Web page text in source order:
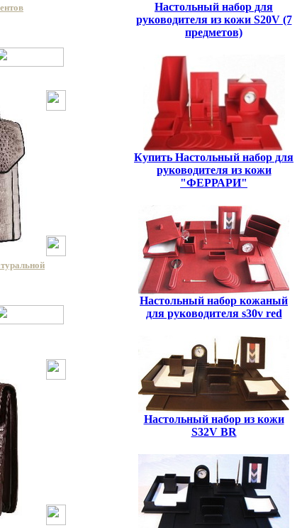
Настольный набор для
руководителя из кожи S20V (7
предметов)
Купить Настольный набор для
руководителя из кожи
"ФЕРРАРИ"
Настольный набор кожаный
для руководителя s30v red
Настольный набор из кожи
S32V BR